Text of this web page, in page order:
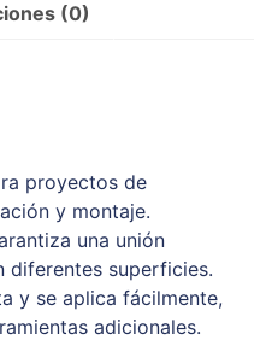
(0)
proyectos de
y montaje.
una unión
diferentes superficies.
y se aplica fácilmente,
adicionales.